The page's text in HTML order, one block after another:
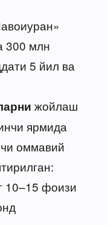
300 млн
5 йил ва
жойлаш
ярмида
оммавий
10–15 фоизи